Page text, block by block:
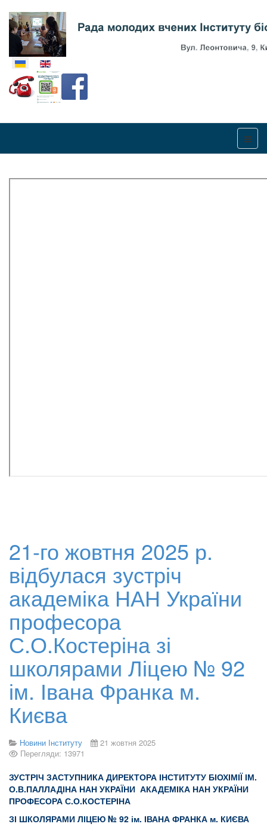
Оберіть свою мову
21-го жовтня 2025 р.
відбулася зустріч
академіка НАН України
професора
С.О.Костеріна зі
школярами Ліцею № 92
ім. Івана Франка м.
Києва
Новини Інституту
21 жовтня 2025
Перегляди: 13971
ЗУСТРІЧ ЗАСТУПНИКА ДИРЕКТОРА ІНСТИТУТУ БІОХІМІЇ ІМ.
О.В.ПАЛЛАДІНА НАН УКРАЇНИ АКАДЕМІКА НАН УКРАЇНИ
ПРОФЕСОРА С.О.КОСТЕРІНА
ЗІ ШКОЛЯРАМИ ЛІЦЕЮ № 92 ім. ІВАНА ФРАНКА м. КИЄВА